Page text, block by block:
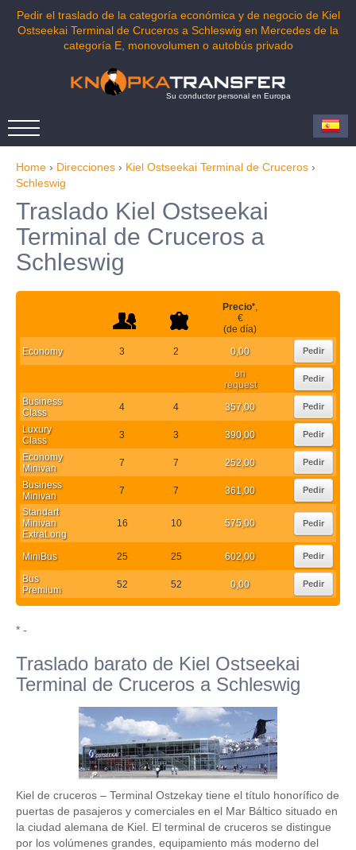
Pedir el traslado de la categoría económica y de negocio de Kiel
Ostseekai Terminal de Cruceros a Schleswig en Mercedes de la
categoría E, monovolumen o autobús privado
Su conductor personal en Europa
Home › Direcciones › Kiel Ostseekai Terminal de Cruceros ›
Schleswig
Traslado Kiel Ostseekai
Terminal de Cruceros a
Schleswig
Precio*,
€
(de día)
Economy
3 2 0,00 Pedir
on
request
Pedir
Business
Class
4 4 357,00 Pedir
Luxury
Class
3 3 390,00 Pedir
Economy
Minivan
7 7 252,00 Pedir
Business
Minivan
7 7 361,00 Pedir
Standart
Minivan
ExtraLong
16 10 575,00 Pedir
MiniBus 25 25 602,00 Pedir
Bus
Premium
52 52 0,00 Pedir
* -
Traslado barato de Kiel Ostseekai
Terminal de Cruceros a Schleswig
Kiel de cruceros – Terminal Ostzekay tiene el título honorífico de
puertas de pasajeros y comerciales en el Mar Báltico situado en
la ciudad alemana de Kiel. El terminal de cruceros se distingue
por los volúmenes grandes, equipamiento más moderno del